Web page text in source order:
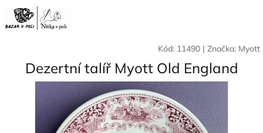
obsah
Kód: 11490 | Značka: Myott
Dezertní talíř Myott Old England